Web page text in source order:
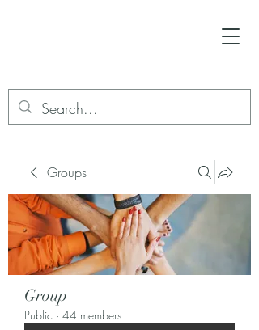
Groups
Group
Public · 44 members